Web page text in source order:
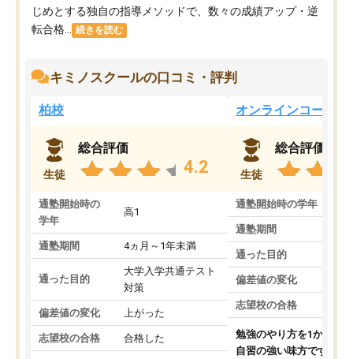
じめとする独自の指導メソッドで、数々の成績アップ・逆
転合格...
続きを読む
キミノスクールの口コミ・評判
柏校
生徒
総合評価
4.2
通塾開始時の
学年
高1
通塾期間 4ヵ月～1年未満
通った目的
大学入学共通テスト
対策
偏差値の変化 上がった
志望校の合格 合格した
オンラインコース
生徒
総合評価
通塾開始時の学年
通塾期間
通った目的
偏差値の変化
志望校の合格
勉強のやり方を1から教
自習の強い味方です。